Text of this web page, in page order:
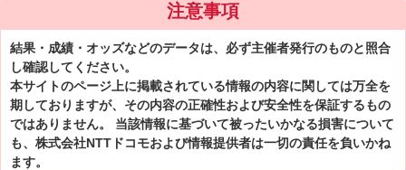
注意事項
結果・成績・オッズなどのデータは、必ず主催者発行のものと照合
し確認してください。
本サイトのページ上に掲載されている情報の内容に関しては万全を
期しておりますが、その内容の正確性および安全性を保証するもの
ではありません。 当該情報に基づいて被ったいかなる損害について
も、株式会社NTTドコモおよび情報提供者は一切の責任を負いかね
ます。